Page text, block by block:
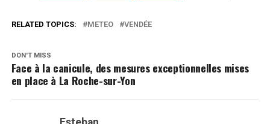
RELATED TOPICS: METEO VENDÉE
DON'T MISS
Face à la canicule, des mesures exceptionnelles mises
en place à La Roche-sur-Yon